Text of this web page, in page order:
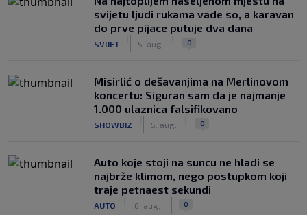
svijetu ljudi rukama vade so, a karavan
do prve pijace putuje dva dana
SVIJET 5. aug. 0
Misirlić o dešavanjima na Merlinovom
koncertu: Siguran sam da je najmanje
1.000 ulaznica falsifikovano
SHOWBIZ 5. aug. 0
Auto koje stoji na suncu ne hladi se
najbrže klimom, nego postupkom koji
traje petnaest sekundi
AUTO 6. aug. 0